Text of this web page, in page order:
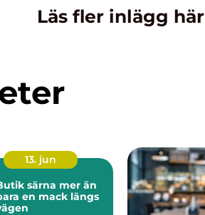
Läs fler inlägg här
13. jun
särna mer än
en mack längs